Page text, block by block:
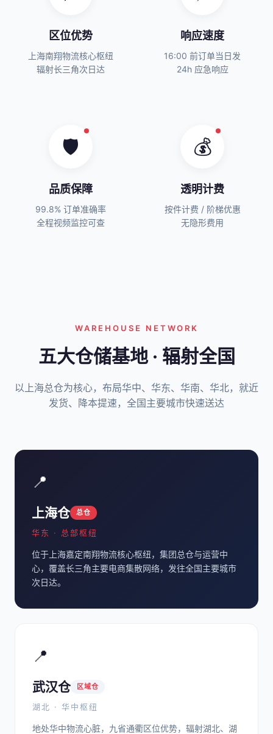
区位优势
上海南翔物流核心枢纽
辐射长三角次日达
响应速度
16:00 前订单当日发
24h 应急响应
🛡️
品质保障
99.8% 订单准确率
全程视频监控可查
💰
透明计费
按件计费 / 阶梯优惠
无隐形费用
WAREHOUSE NETWORK
五大仓储基地 · 辐射全国
以上海总仓为核心，布局华中、华东、华南、华北，就近
发货、降本提速，全国主要城市快速送达
📍
上海仓 总仓
华东 · 总部枢纽
位于上海嘉定南翔物流核心枢纽，集团总仓与运营中
心，覆盖长三角主要电商集散网络，发往全国主要城市
次日达。
📍
武汉仓 区域仓
湖北 · 华中枢纽
地处华中物流心脏，九省通衢区位优势，辐射湖北、湖